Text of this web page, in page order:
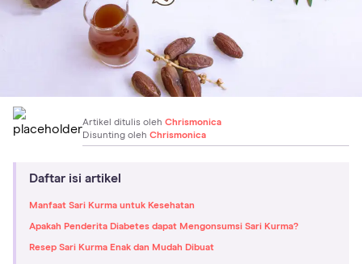
Artikel ditulis oleh Chrismonica
Disunting oleh Chrismonica
Daftar isi artikel
Manfaat Sari Kurma untuk Kesehatan
Apakah Penderita Diabetes dapat Mengonsumsi Sari Kurma?
Resep Sari Kurma Enak dan Mudah Dibuat